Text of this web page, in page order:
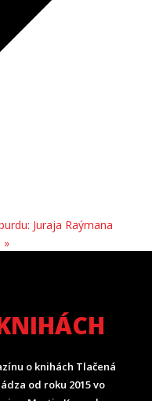
Juraja Raýmana
»
o knihách Tlačená
od roku 2015 vo